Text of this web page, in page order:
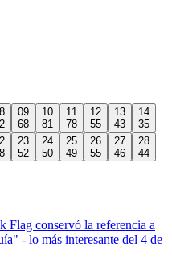
09
68
10
81
11
78
12
55
13
43
14
35
23
52
24
50
25
49
26
55
27
46
28
44
Flag conservó la referencia a
- lo más interesante del 4 de